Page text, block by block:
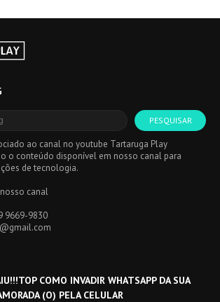
ao canal no youtube Tartaruga Play
o conteúdo disponível em nosso canal para
de tecnologia.
canal
9669-9830
COMO INVADIR WHATSAPP DA SUA
(O) PELA CELULAR